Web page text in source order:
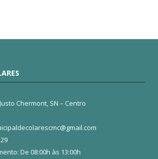
Chermont, SN – Centro
De 08:00h às 13:00h